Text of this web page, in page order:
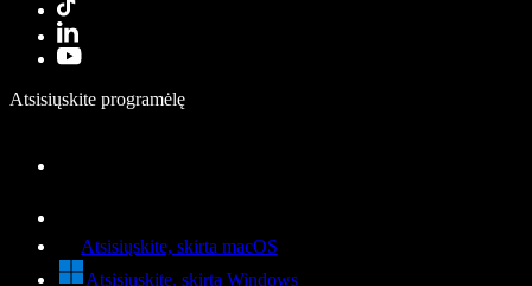
Atsisiųskite programėlę
Atsisiųskite, skirta macOS
Atsisiųskite, skirta Windows